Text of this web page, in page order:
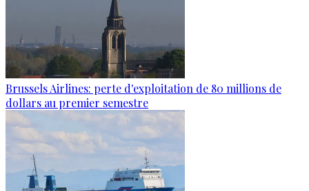
Brussels Airlines: perte d'exploitation de 80 millions de
dollars au premier semestre